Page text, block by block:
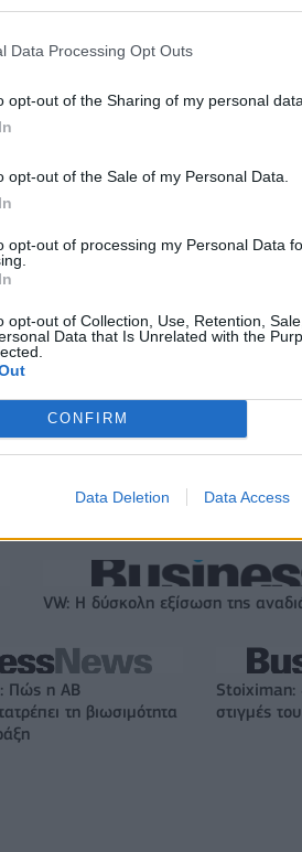
Data Processing Opt Outs
opt-out of the Sharing of my personal data.
opt-out of the Sale of my Personal Data.
opt-out of processing my Personal Data
opt-out of Collection, Use, Retention,
Data that Is Unrelated with the
CONFIRM
Data Deletion Data Access
– Καθαρά κέρδη 313
IAB Hellas: Νέα Διοικούσα
- Πρόεδρος ο Γαληνός Γιαγλής
εκατ. δολάρια στην
Ενέργεια
επτάμηνο
VW: Η δύσκολη εξίσωση της
Πώς η ΑΒ
τη βιωσιμότητα
Stoiximan:
στιγμές